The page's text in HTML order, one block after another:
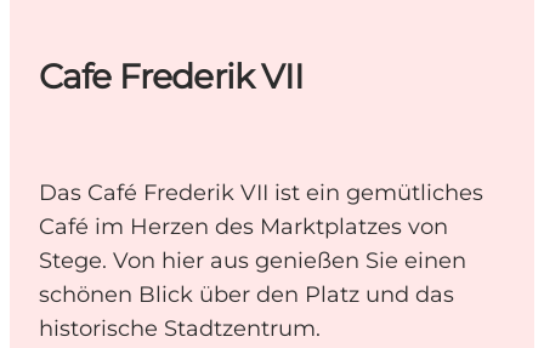
Cafe Frederik VII
Das Café Frederik VII ist ein gemütliches
Café im Herzen des Marktplatzes von
Stege. Von hier aus genießen Sie einen
schönen Blick über den Platz und das
historische Stadtzentrum.